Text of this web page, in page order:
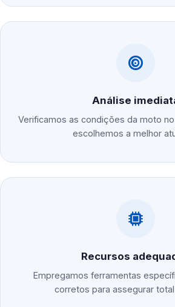
Análise
Verificamos as condições da moto
escolhemos a melhor
Recursos
Empregamos ferramentas
corretos para assegurar